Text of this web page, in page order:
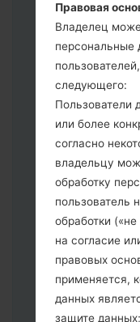
Если вы
сбросить
выберите
выберите
сохранения
Теперь
войдите
методы как
Нажмите
питание,
Нажмите
телефон к
Нажмите
питание,
Правовая
Владелец
персональные
следующего:
Пользователи
или более
согласно
владельцу
обработку
пользователь
обработки
на согласие
правовых
применяется,
данных
защите данных;